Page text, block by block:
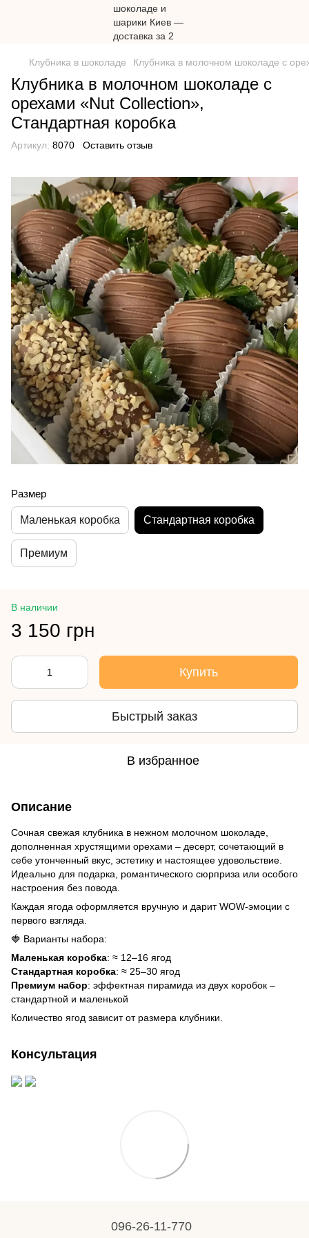
Клубника в шоколаде Клубника в молочном шоколаде с
Клубника в молочном шоколаде с
орехами «Nut Collection»,
Стандартная коробка
Артикул: 8070 Оставить отзыв
Размер
Маленькая коробка Стандартная коробка
Премиум
В наличии
3 150 грн
Купить
Быстрый заказ
В избранное
Описание
Сочная свежая клубника в нежном молочном шоколаде,
дополненная хрустящими орехами – десерт, сочетающий в
себе утонченный вкус, эстетику и настоящее удовольствие.
Идеально для подарка, романтического сюрприза или особого
настроения без повода.
Каждая ягода оформляется вручную и дарит WOW-эмоции с
первого взгляда.
🍓 Варианты набора:
Маленькая коробка: ≈ 12–16 ягод
Стандартная коробка: ≈ 25–30 ягод
Премиум набор: эффектная пирамида из двух коробок –
стандартной и маленькой
Количество ягод зависит от размера клубники.
Консультация
096-26-11-770